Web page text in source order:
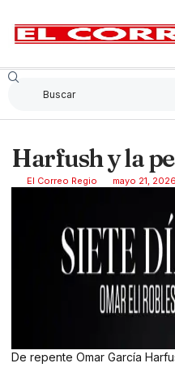
Harfush y la
El Correo Regio mayo 21, 2026
De repente Omar García